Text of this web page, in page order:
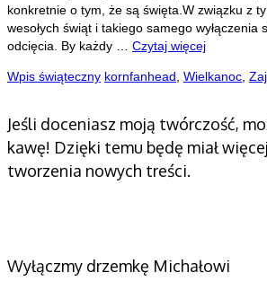
konkretnie o tym, że są święta.W związku z
wesołych świąt i takiego samego wyłączenia
odcięcia. By każdy … Czytaj więcej
Wpis świąteczny kornfanhead Wielkanoc
Jeśli doceniasz moją twórczość,
kawę! Dzięki temu będę miał
tworzenia nowych treści.
Wyłączmy drzemkę Michałowi